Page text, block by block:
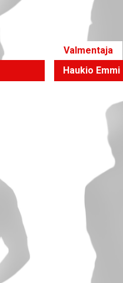
Valmentaja
Haukio Emmi